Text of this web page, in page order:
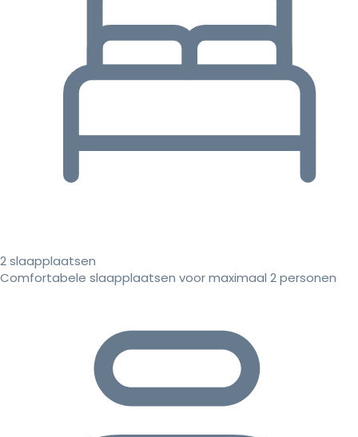
2 slaapplaatsen
Comfortabele slaapplaatsen voor maximaal 2 personen